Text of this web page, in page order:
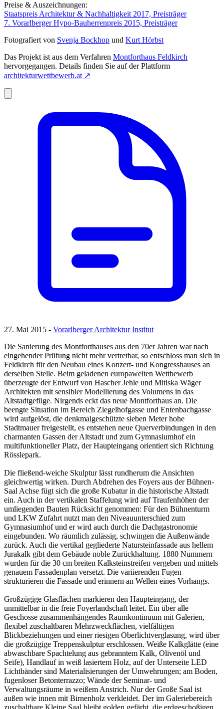
Preise & Auszeichnungen:
Staatspreis Architektur & Nachhaltigkeit 2017, Preisträger
7. Vorarlberger Hypo-Bauherrenpreis 2015, Preisträger
Fotografiert von Svenja Bockhop und Kurt Hörbst
Das Projekt ist aus dem Verfahren Montforthaus Feldkirch
hervorgegangen. Details finden Sie auf der Plattform
architekturwettbewerb.at ↗
27. Mai 2015 - Vorarlberger Architektur Institut
Die Sanierung des Montforthauses aus den 70er Jahren war nach
eingehender Prüfung nicht mehr vertretbar, so entschloss man sich in
Feldkirch für den Neubau eines Konzert- und Kongresshauses an
derselben Stelle. Beim geladenen europaweiten Wettbewerb
überzeugte der Entwurf von Hascher Jehle und Mitiska Wäger
Architekten mit sensibler Modellierung des Volumens in das
Altstadtgefüge. Nirgends eckt das neue Montforthaus an. Die
beengte Situation im Bereich Ziegelhofgasse und Entenbachgasse
wird aufgelöst, die denkmalgeschützte sieben Meter hohe
Stadtmauer freigestellt, es entstehen neue Querverbindungen in den
charmanten Gassen der Altstadt und zum Gymnasiumhof ein
multifunktioneller Platz, der Haupteingang orientiert sich Richtung
Rösslepark.
Die fließend-weiche Skulptur lässt rundherum die Ansichten
gleichwertig wirken. Durch Abdrehen des Foyers aus der Bühnen-
Saal Achse fügt sich die große Kubatur in die historische Altstadt
ein. Auch in der vertikalen Staffelung wird auf Traufenhöhen der
umliegenden Bauten Rücksicht genommen: Für den Bühnenturm
und LKW Zufahrt nutzt man den Niveauunterschied zum
Gymnasiumhof und er wird auch durch die Dachgastronomie
eingebunden. Wo räumlich zulässig, schwingen die Außenwände
zurück. Auch die vertikal gegliederte Natursteinfassade aus hellem
Jurakalk gibt dem Gebäude noble Zurückhaltung. 1880 Nummern
wurden für die 30 cm breiten Kalksteinstreifen vergeben und mittels
genauem Fassadenplan versetzt. Die variierenden Fugen
strukturieren die Fassade und erinnern an Wellen eines Vorhangs.
Großzügige Glasflächen markieren den Haupteingang, der
unmittelbar in die freie Foyerlandschaft leitet. Ein über alle
Geschosse zusammenhängendes Raumkontinuum mit Galerien,
flexibel zuschaltbaren Mehrzweckflächen, vielfältigen
Blickbeziehungen und einer riesigen Oberlichtverglasung, wird über
die großzügige Treppenskulptur erschlossen. Weiße Kalkglätte (eine
abwaschbare Spachtelung aus gebranntem Kalk, Olivenöl und
Seife), Handlauf in weiß lasiertem Holz, auf der Unterseite LED
Lichtbänder sind Materialisierungen der Umwehrungen; am Boden,
fugenloser Betonterrazzo; Wände der Seminar- und
Verwaltungsräume in weißem Anstrich. Nur der Große Saal ist
außen wie innen mit Birnenholz verkleidet. Der im Galeriebereich